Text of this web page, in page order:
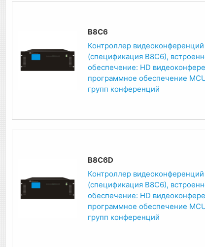
B8C6
Контроллер
(спецификация B8C6),
обеспечение: HD
программное обеспечение
групп конференций
B8C6D
Контроллер
(спецификация B8C6),
обеспечение: HD
программное обеспечение
групп конференций